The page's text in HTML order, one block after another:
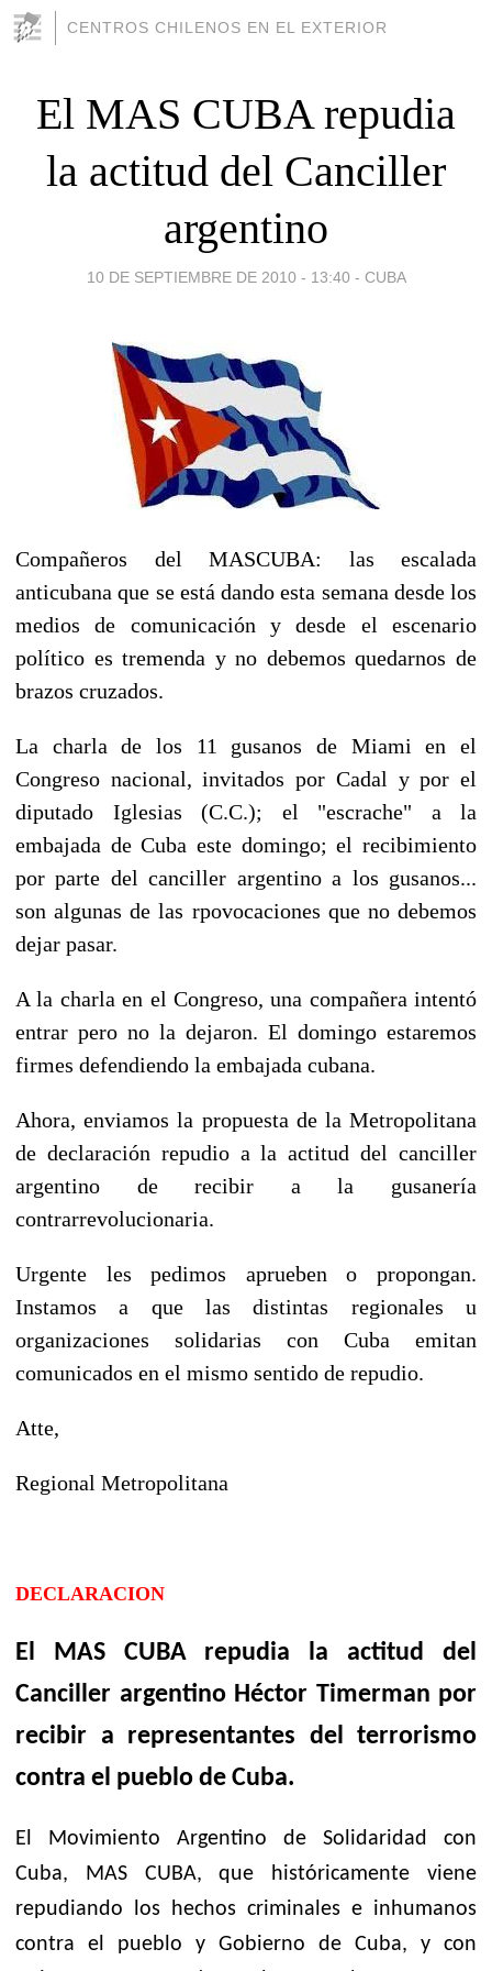
CENTROS CHILENOS EN EL EXTERIOR
El MAS CUBA repudia
la actitud del Canciller
argentino
10 DE SEPTIEMBRE DE 2010 - 13:40 - CUBA
Compañeros del MASCUBA: las escalada
anticubana que se está dando esta semana desde los
medios de comunicación y desde el escenario
político es tremenda y no debemos quedarnos de
brazos cruzados.
La charla de los 11 gusanos de Miami en el
Congreso nacional, invitados por Cadal y por el
diputado Iglesias (C.C.); el "escrache" a la
embajada de Cuba este domingo; el recibimiento
por parte del canciller argentino a los gusanos...
son algunas de las rpovocaciones que no debemos
dejar pasar.
A la charla en el Congreso, una compañera intentó
entrar pero no la dejaron. El domingo estaremos
firmes defendiendo la embajada cubana.
Ahora, enviamos la propuesta de la Metropolitana
de declaración repudio a la actitud del canciller
argentino de recibir a la gusanería
contrarrevolucionaria.
Urgente les pedimos aprueben o propongan.
Instamos a que las distintas regionales u
organizaciones solidarias con Cuba emitan
comunicados en el mismo sentido de repudio.
Atte,
Regional Metropolitana
DECLARACION
El MAS CUBA repudia la actitud del
Canciller argentino Héctor Timerman por
recibir a representantes del terrorismo
contra el pueblo de Cuba.
El Movimiento Argentino de Solidaridad con
Cuba, MAS CUBA, que históricamente viene
repudiando los hechos criminales e inhumanos
contra el pueblo y Gobierno de Cuba, y con